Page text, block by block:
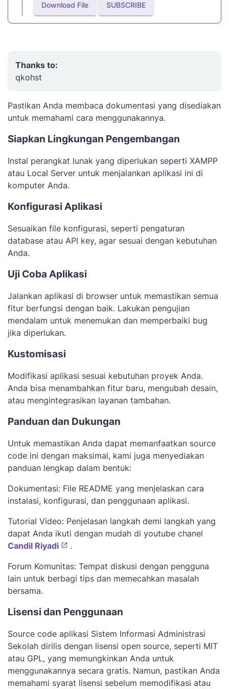
Download File SUBSCRIBE
Thanks to:
qkohst
Pastikan Anda membaca dokumentasi yang disediakan
untuk memahami cara menggunakannya.
Siapkan Lingkungan Pengembangan
Instal perangkat lunak yang diperlukan seperti XAMPP
atau Local Server untuk menjalankan aplikasi ini di
komputer Anda.
Konfigurasi Aplikasi
Sesuaikan file konfigurasi, seperti pengaturan
database atau API key, agar sesuai dengan kebutuhan
Anda.
Uji Coba Aplikasi
Jalankan aplikasi di browser untuk memastikan semua
fitur berfungsi dengan baik. Lakukan pengujian
mendalam untuk menemukan dan memperbaiki bug
jika diperlukan.
Kustomisasi
Modifikasi aplikasi sesuai kebutuhan proyek Anda.
Anda bisa menambahkan fitur baru, mengubah desain,
atau mengintegrasikan layanan tambahan.
Panduan dan Dukungan
Untuk memastikan Anda dapat memanfaatkan source
code ini dengan maksimal, kami juga menyediakan
panduan lengkap dalam bentuk:
Dokumentasi: File README yang menjelaskan cara
instalasi, konfigurasi, dan penggunaan aplikasi.
Tutorial Video: Penjelasan langkah demi langkah yang
dapat Anda ikuti dengan mudah di youtube chanel
Candil Riyadi
.
Forum Komunitas: Tempat diskusi dengan pengguna
lain untuk berbagi tips dan memecahkan masalah
bersama.
Lisensi dan Penggunaan
Source code aplikasi Sistem Informasi Administrasi
Sekolah dirilis dengan lisensi open source, seperti MIT
atau GPL, yang memungkinkan Anda untuk
menggunakannya secara gratis. Namun, pastikan Anda
memahami syarat lisensi sebelum memodifikasi atau